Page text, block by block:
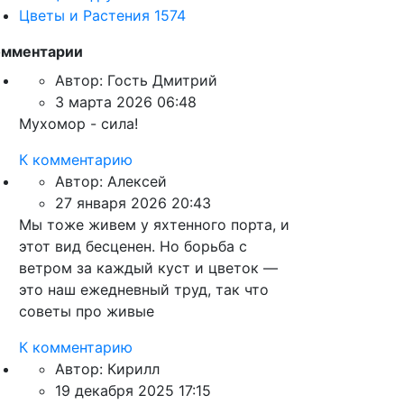
Цветы и Растения 1574
Автор: Гость Дмитрий
3 марта 2026 06:48
Мухомор - сила!
К комментарию
Автор: Алексей
27 января 2026 20:43
Мы тоже живем у яхтенного порта, и
этот вид бесценен. Но борьба с
ветром за каждый куст и цветок —
это наш ежедневный труд, так что
советы про живые
К комментарию
Автор: Кирилл
19 декабря 2025 17:15